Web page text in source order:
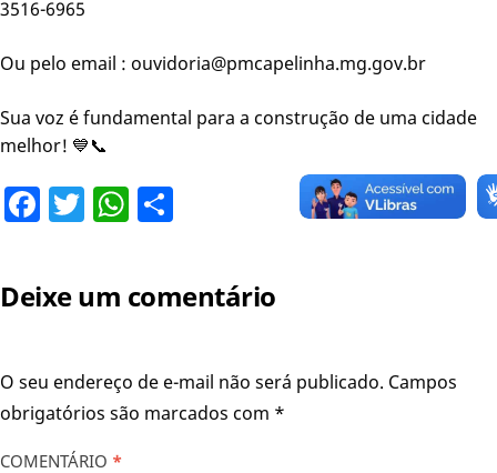
3516-6965
Ou pelo email : ouvidoria@pmcapelinha.mg.gov.br
Sua voz é fundamental para a construção de uma cidade
melhor! 💙📞
Facebook
TwitterWhatsApp
Deixe um comentário
O seu endereço de e-mail não será publicado. Campos
obrigatórios são marcados com *
COMENTÁRIO *